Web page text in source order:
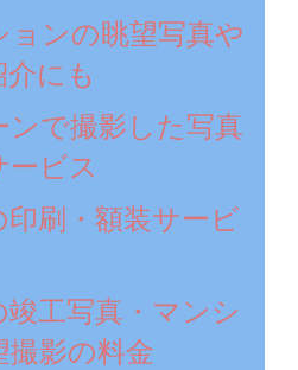
ョンの眺望写真や
にも
ンで撮影した写真
ービス
印刷・額装サービ
竣工写真・マンシ
撮影の料金